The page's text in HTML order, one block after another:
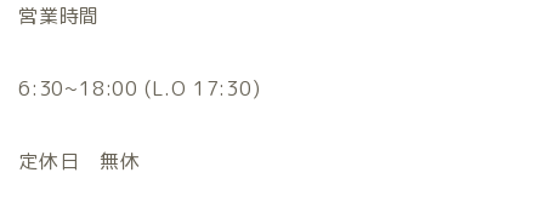
営業時間
6:30~18:00 (L.O 17:30)
定休日 無休